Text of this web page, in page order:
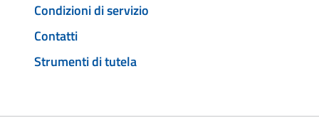
Condizioni di servizio
Contatti
Strumenti di tutela